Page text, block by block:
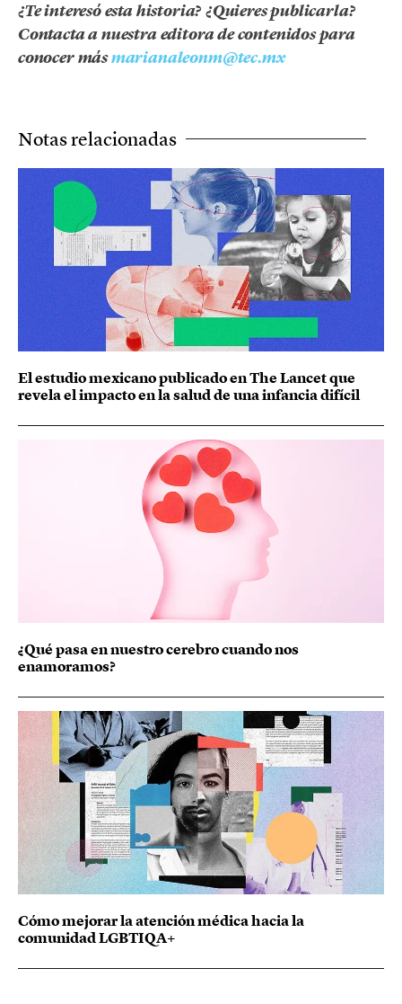
¿Te interesó esta historia? ¿Quieres publicarla?
Contacta a nuestra editora de contenidos para
conocer másmarianaleonm@tec.mx
Notas relacionadas
El estudio mexicano publicado en The Lancet que
revela el impacto en la salud de una infancia difícil
¿Qué pasa en nuestro cerebro cuando nos
enamoramos?
Cómo mejorar la atención médica hacia la
comunidad LGBTIQA+